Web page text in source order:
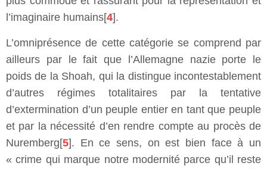
l’imaginaire humains[4].
L’omniprésence de cette catégorie se comprend par
ailleurs par le fait que l’Allemagne nazie porte le
poids de la Shoah, qui la distingue incontestablement
d’autres régimes totalitaires par la tentative
d’extermination d’un peuple entier en tant que peuple
et par la nécessité d’en rendre compte au procès de
Nuremberg[5]. En ce sens, on est bien face à un
« crime qui marque notre modernité parce qu’il reste